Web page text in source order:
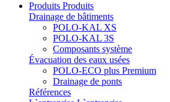
Produits Produits
Drainage de bâtiments
POLO-KAL XS
POLO-KAL 3S
Composants système
Évacuation des eaux usées
POLO-ECO plus Premium
Drainage de ponts
Références